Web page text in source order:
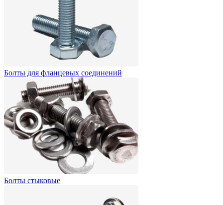
Болты для фланцевых соединений
Болты стыковые